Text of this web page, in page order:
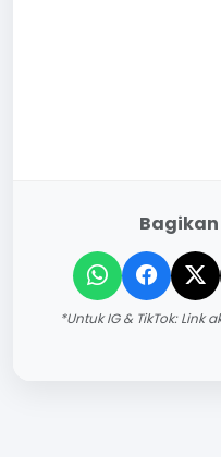
Bagikan
*Untuk IG & TikTok: